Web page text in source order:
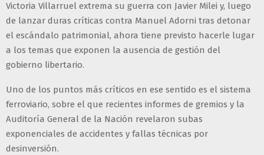
Victoria Villarruel extrema su guerra con Javier Milei y, luego
de lanzar duras críticas contra Manuel Adorni tras detonar
el escándalo patrimonial, ahora tiene previsto hacerle lugar
a los temas que exponen la ausencia de gestión del
gobierno libertario.
Uno de los puntos más críticos en ese sentido es el sistema
ferroviario, sobre el que recientes informes de gremios y la
Auditoría General de la Nación revelaron subas
exponenciales de accidentes y fallas técnicas por
desinversión.